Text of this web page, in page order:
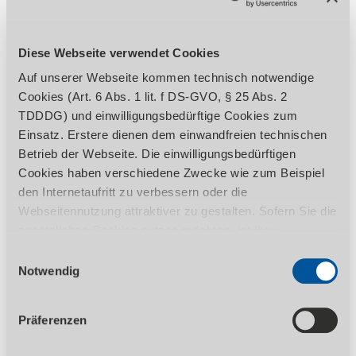
Diese Webseite verwendet Cookies
Auf unserer Webseite kommen technisch notwendige
Cookies (Art. 6 Abs. 1 lit. f DS-GVO, § 25 Abs. 2
TDDDG) und einwilligungsbedürftige Cookies zum
Einsatz. Erstere dienen dem einwandfreien technischen
Betrieb der Webseite. Die einwilligungsbedürftigen
Cookies haben verschiedene Zwecke wie zum Beispiel
den Internetaufritt zu verbessern oder die
Webseitennutzung attraktiver zu gestalten. Sofern Sie die
1 TDDDG erforderlich. Ihre erteilte Einwilligung können
Sie jederzeit durch Aufruf des Consent-Banners mit
Wirkung für die Zukunft widerrufen. Nähere Informationen
zu den einzelnen Cookies und die damit in Verbindung
Notwendig
Präferenzen
Vorritzeinheit
Durchmesser Vorritzsägeblatt
Drehzahl Vorritzsägeblatt
Preis
zzgl. Ust.
inkl. 19% Ust.
Aktionspreis
zzgl. Ust.
inkl. 19% Ust.